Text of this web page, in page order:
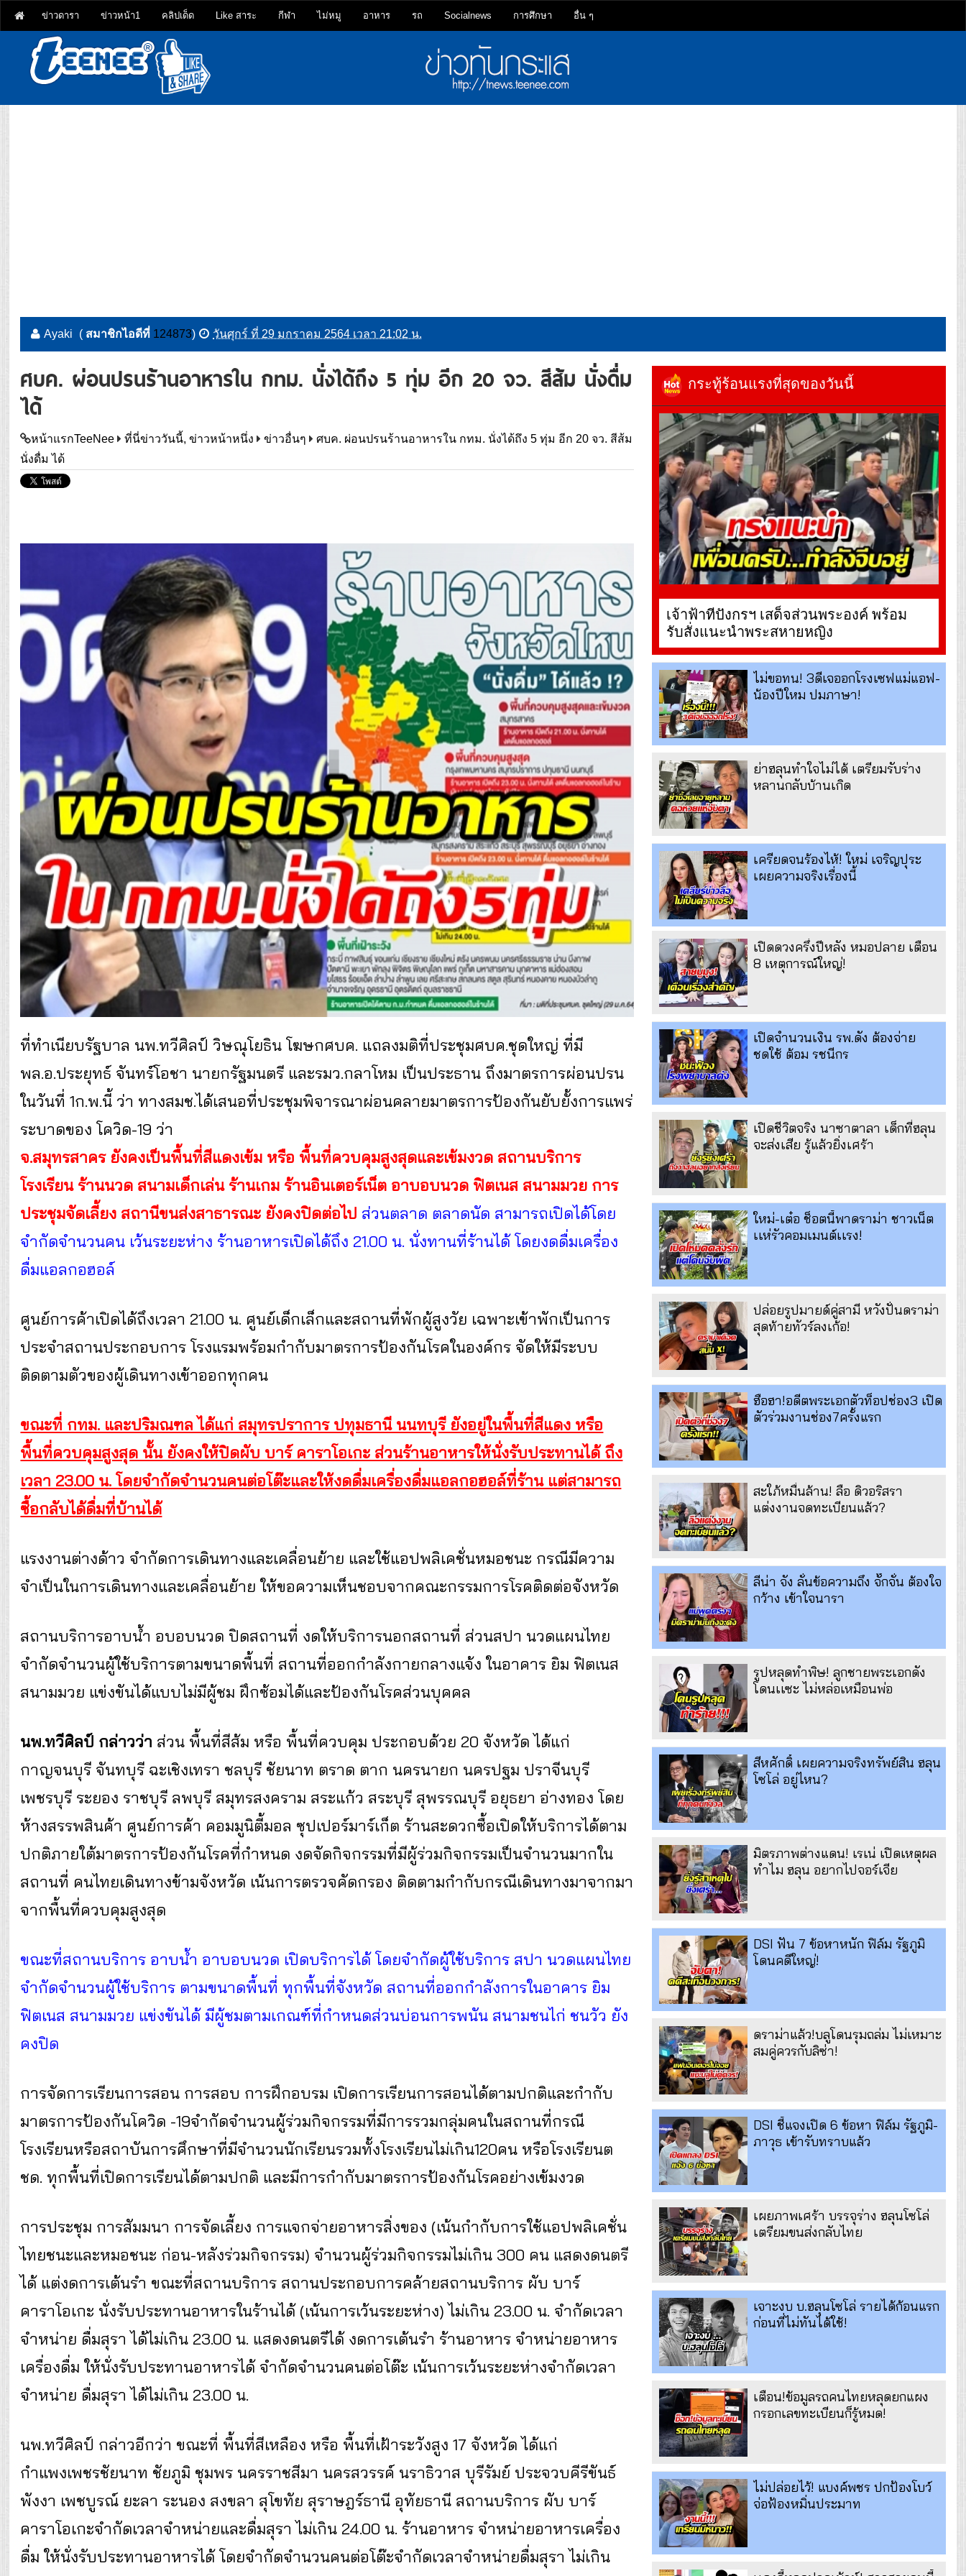
ข่าวดารา ข่าวหน้า1 คลิปเด็ด Like สาระ กีฬา ไม่หมู อาหาร รถ Socialnews การศึกษา อื่น ๆ
Ayaki ( สมาชิกไอดีที่ 124873) วันศุกร์ ที่ 29 มกราคม 2564 เวลา 21:02 น.
ศบค. ผ่อนปรนร้านอาหารใน กทม. นั่งได้ถึง 5 ทุ่ม อีก 20 จว. สีส้ม นั่งดื่ม
ได้
หน้าแรกTeeNee ที่นี่ข่าววันนี้, ข่าวหน้าหนึ่ง ข่าวอื่นๆ
ศบค. ผ่อนปรนร้านอาหารใน กทม. นั่งได้ถึง 5 ทุ่ม อีก 20 จว. สีส้ม
นั่งดื่ม ได้
ที่ทำเนียบรัฐบาล นพ.ทวีศิลป์ วิษณุโยธิน โฆษกศบค. แถลงมติที่ประชุมศบค.ชุดใหญ่ ที่มี
พล.อ.ประยุทธ์ จันทร์โอชา นายกรัฐมนตรี และรมว.กลาโหม เป็นประธาน ถึงมาตรการผ่อนปรน
ในวันที่ 1ก.พ.นี้ ว่า ทางสมช.ได้เสนอที่ประชุมพิจารณาผ่อนคลายมาตรการป้องกันยับยั้งการแพร่
ระบาดของ โควิด-19 ว่า
จ.สมุทรสาคร ยังคงเป็นพื้นที่สีแดงเข้ม หรือ พื้นที่ควบคุมสูงสุดและเข้มงวด สถานบริการ
โรงเรียน ร้านนวด สนามเด็กเล่น ร้านเกม ร้านอินเตอร์เน็ต อาบอบนวด ฟิตเนส สนามมวย การ
ประชุมจัดเลี้ยง สถานีขนส่งสาธารณะ ยังคงปิดต่อไป ส่วนตลาด ตลาดนัด สามารถเปิดได้โดย
จำกัดจำนวนคน เว้นระยะห่าง ร้านอาหารเปิดได้ถึง 21.00 น. นั่งทานที่ร้านได้ โดยงดดื่มเครื่อง
ดื่มแอลกอฮอล์
ศูนย์การค้าเปิดได้ถึงเวลา 21.00 น. ศูนย์เด็กเล็กและสถานที่พักผู้สูงวัย เฉพาะเข้าพักเป็นการ
ประจำสถานประกอบการ โรงแรมพร้อมกำกับมาตรการป้องกันโรคในองค์กร จัดให้มีระบบ
ติดตามตัวของผู้เดินทางเข้าออกทุกคน
ขณะที่ กทม. และปริมณฑล ได้แก่ สมุทรปราการ ปทุมธานี นนทบุรี ยังอยู่ในพื้นที่สีแดง หรือ
พื้นที่ควบคุมสูงสุด นั้น ยังคงให้ปิดผับ บาร์ คาราโอเกะ ส่วนร้านอาหารให้นั่งรับประทานได้ ถึง
เวลา 23.00 น. โดยจำกัดจำนวนคนต่อโต๊ะและให้งดดื่มเครื่องดื่มแอลกอฮอล์ที่ร้าน แต่สามารถ
ซื้อกลับได้ดื่มที่บ้านได้
แรงงานต่างด้าว จำกัดการเดินทางและเคลื่อนย้าย และใช้แอปพลิเคชั่นหมอชนะ กรณีมีความ
จำเป็นในการเดินทางและเคลื่อนย้าย ให้ขอความเห็นชอบจากคณะกรรมการโรคติดต่อจังหวัด
สถานบริการอาบน้ำ อบอบนวด ปิดสถานที่ งดให้บริการนอกสถานที่ ส่วนสปา นวดแผนไทย
จำกัดจำนวนผู้ใช้บริการตามขนาดพื้นที่ สถานที่ออกกำลังกายกลางแจ้ง ในอาคาร ยิม ฟิตเนส
สนามมวย แข่งขันได้แบบไม่มีผู้ชม ฝึกซ้อมได้และป้องกันโรคส่วนบุคคล
นพ.ทวีศิลป์ กล่าวว่า ส่วน พื้นที่สีส้ม หรือ พื้นที่ควบคุม ประกอบด้วย 20 จังหวัด ได้แก่
กาญจนบุรี จันทบุรี ฉะเชิงเทรา ชลบุรี ชัยนาท ตราด ตาก นครนายก นครปฐม ปราจีนบุรี
เพชรบุรี ระยอง ราชบุรี ลพบุรี สมุทรสงคราม สระแก้ว สระบุรี สุพรรณบุรี อยุธยา อ่างทอง โดย
ห้างสรรพสินค้า ศูนย์การค้า คอมมูนิตี้มอล ซุปเปอร์มาร์เก็ต ร้านสะดวกซื้อเปิดให้บริการได้ตาม
ปกติภายใต้มาตรการป้องกันโรคที่กำหนด งดจัดกิจกรรมที่มีผู้ร่วมกิจกรรมเป็นจำนวนมากใน
สถานที่ คนไทยเดินทางข้ามจังหวัด เน้นการตรวจคัดกรอง ติดตามกำกับกรณีเดินทางมาจากมา
จากพื้นที่ควบคุมสูงสุด
ขณะที่สถานบริการ อาบน้ำ อาบอบนวด เปิดบริการได้ โดยจำกัดผู้ใช้บริการ สปา นวดแผนไทย
จำกัดจำนวนผู้ใช้บริการ ตามขนาดพื้นที่ ทุกพื้นที่จังหวัด สถานที่ออกกำลังการในอาคาร ยิม
ฟิตเนส สนามมวย แข่งขันได้ มีผู้ชมตามเกณฑ์ที่กำหนดส่วนบ่อนการพนัน สนามชนไก่ ชนวัว ยัง
คงปิด
การจัดการเรียนการสอน การสอบ การฝึกอบรม เปิดการเรียนการสอนได้ตามปกติและกำกับ
มาตรการป้องกันโควิด -19จำกัดจำนวนผู้ร่วมกิจกรรมที่มีการรวมกลุ่มคนในสถานที่กรณี
โรงเรียนหรือสถาบันการศึกษาที่มีจำนวนนักเรียนรวมทั้งโรงเรียนไม่เกิน120คน หรือโรงเรียนต
ชด. ทุกพื้นที่เปิดการเรียนได้ตามปกติ และมีการกำกับมาตรการป้องกันโรคอย่างเข้มงวด
การประชุม การสัมมนา การจัดเลี้ยง การแจกจ่ายอาหารสิ่งของ (เน้นกำกับการใช้แอปพลิเคชั่น
ไทยชนะและหมอชนะ ก่อน-หลังร่วมกิจกรรม) จำนวนผู้ร่วมกิจกรรมไม่เกิน 300 คน แสดงดนตรี
ได้ แต่งดการเต้นรำ ขณะที่สถานบริการ สถานประกอบการคล้ายสถานบริการ ผับ บาร์
คาราโอเกะ นั่งรับประทานอาหารในร้านได้ (เน้นการเว้นระยะห่าง) ไม่เกิน 23.00 น. จำกัดเวลา
จำหน่าย ดื่มสุรา ได้ไม่เกิน 23.00 น. แสดงดนตรีได้ งดการเต้นรำ ร้านอาหาร จำหน่ายอาหาร
เครื่องดื่ม ให้นั่งรับประทานอาหารได้ จำกัดจำนวนคนต่อโต๊ะ เน้นการเว้นระยะห่างจำกัดเวลา
จำหน่าย ดื่มสุรา ได้ไม่เกิน 23.00 น.
นพ.ทวีศิลป์ กล่าวอีกว่า ขณะที่ พื้นที่สีเหลือง หรือ พื้นที่เฝ้าระวังสูง 17 จังหวัด ได้แก่
กำแพงเพชรชัยนาท ชัยภูมิ ชุมพร นครราชสีมา นครสวรรค์ นราธิวาส บุรีรัมย์ ประจวบคีรีขันธ์
พังงา เพชบูรณ์ ยะลา ระนอง สงขลา สุโขทัย สุราษฎร์ธานี อุทัยธานี สถานบริการ ผับ บาร์
คาราโอเกะจำกัดเวลาจำหน่ายและดื่มสุรา ไม่เกิน 24.00 น. ร้านอาหาร จำหน่ายอาหารเครื่อง
ดื่ม ให้นั่งรับประทานอาหารได้ โดยจำกัดจำนวนคนต่อโต๊ะจำกัดเวลาจำหน่ายดื่มสุรา ไม่เกิน
กระทู้ร้อนแรงที่สุดของวันนี้
เจ้าฟ้าทีปังกรฯ เสด็จส่วนพระองค์ พร้อม
รับสั่งแนะนำพระสหายหญิง
ไม่ขอทน! 3ดีเจออกโรงเซฟแม่แอฟ-
น้องปีใหม ปมภาษา!
ย่าฮลุนทำใจไม่ได้ เตรียมรับร่าง
หลานกลับบ้านเกิด
เครียดจนร้องไห้! ใหม่ เจริญปุระ
เผยความจริงเรื่องนี้
เปิดดวงครึ่งปีหลัง หมอปลาย เตือน
8 เหตุการณ์ใหญ่!
เปิดจำนวนเงิน รพ.ดัง ต้องจ่าย
ชดใช้ ต้อม รชนีกร
เปิดชีวิตจริง นาซาตาลา เด็กที่ฮลุน
จะส่งเสีย รู้แล้วยิ่งเศร้า
ใหม่-เต๋อ ช็อตนี้พาดราม่า ชาวเน็ต
เเห่รัวคอมเมนต์เเรง!
ปล่อยรูปมายด์คู่สามี หวังปั่นดราม่า
สุดท้ายทัวร์ลงเก้อ!
ฮือฮา!อดีตพระเอกตัวท็อปช่อง3 เปิด
ตัวร่วมงานช่อง7ครั้งแรก
สะใภ้หมื่นล้าน! ลือ ดิวอริสรา
แต่งงานจดทะเบียนแล้ว?
ลีน่า จัง ลั่นข้อความถึง จั๊กจั่น ต้องใจ
กว้าง เข้าใจนารา
รูปหลุดทำพิษ! ลูกชายพระเอกดัง
โดนเเซะ ไม่หล่อเหมือนพ่อ
สีหศักดิ์ เผยความจริงทรัพย์สิน ฮลุน
โซโล่ อยู่ไหน?
มิตรภาพต่างแดน! เรเน่ เปิดเหตุผล
ทำไม ฮลุน อยากไปจอร์เจีย
DSI ฟัน 7 ข้อหาหนัก ฟิล์ม รัฐภูมิ
โดนคดีใหญ่!
ดราม่าแล้ว!บลูโดนรุมถล่ม ไม่เหมาะ
สมคู่ควรกับลิซ่า!
DSI ชี้แจงเปิด 6 ข้อหา ฟิล์ม รัฐภูมิ-
ภาวุธ เข้ารับทราบแล้ว
เผยภาพเศร้า บรรจุร่าง ฮลุนโซโล่
เตรียมขนส่งกลับไทย
เจาะงบ บ.ฮลุนโซโล่ รายได้ก้อนแรก
ก่อนที่ไม่ทันได้ใช้!
เตือน!ข้อมูลรถคนไทยหลุดยกแผง
กรอกเลขทะเบียนก็รู้หมด!
ไม่ปล่อยไว้! แบงค์พชร ปกป้องโบว์
จ่อฟ้องหมิ่นประมาท